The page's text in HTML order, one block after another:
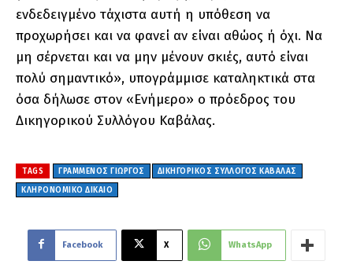
ενδεδειγμένο τάχιστα αυτή η υπόθεση να
προχωρήσει και να φανεί αν είναι αθώος ή όχι. Να
μη σέρνεται και να μην μένουν σκιές, αυτό είναι
πολύ σημαντικό», υπογράμμισε καταληκτικά στα
όσα δήλωσε στον «Ενήμερο» ο πρόεδρος του
Δικηγορικού Συλλόγου Καβάλας.
TAGS ΓΡΑΜΜΕΝΟΣ ΓΙΩΡΓΟΣ
ΔΙΚΗΓΟΡΙΚΟΣ ΣΥΛΛΟΓΟΣ ΚΑΒΑΛΑΣ
ΚΛΗΡΟΝΟΜΙΚΟ ΔΙΚΑΙΟ
Facebook X WhatsApp